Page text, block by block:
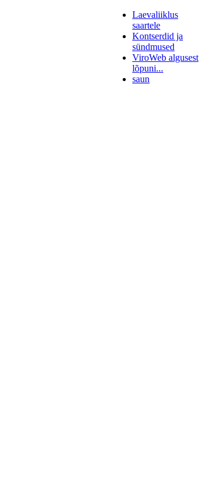
Laevaliiklus
saartele
Kontserdid ja
sündmused
ViroWeb algusest
lõpuni...
saun